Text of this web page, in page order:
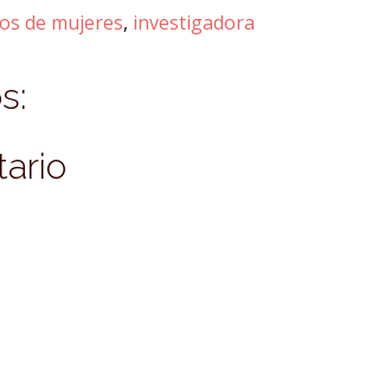
de mujeres, investigadora